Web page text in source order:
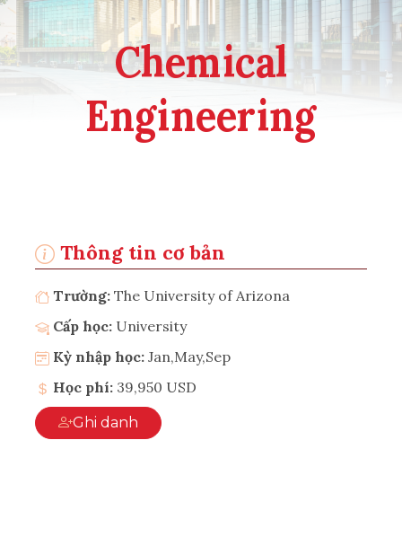
Chemical
Engineering
Thông tin cơ bản
Trường: The University of Arizona
Cấp học: University
Kỳ nhập học: Jan,May,Sep
Học phí: 39,950 USD
Ghi danh